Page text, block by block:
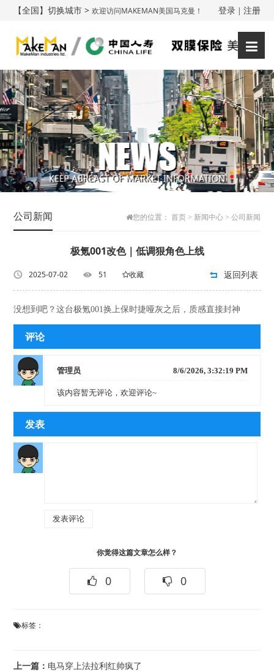
【全国】切换城市 >欢迎访问MAKEMAN美国马克曼！ 登录| 注册
公司新闻 您的位置： 首页> 新闻中心> 公司新闻
极氪001改色｜低调狠角色上线
2025-07-02 51 收藏 返回列表
没想到吧？这台极氪001换上保时捷哑灰之后，质感直接封神
评论
8/6/2026, 3:32:19 PM
管理员
该内容暂无评论，欢迎评论~
发表
你觉得这篇文章怎么样？
0 0
标签：
上一篇： 电马穿上法拉利红帅疯了